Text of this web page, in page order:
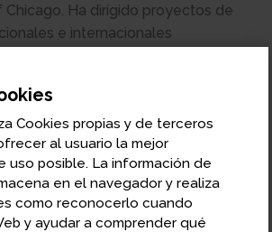
Chicago. Ha dirigido proyectos de
e internacionales
ha prestado consultoría a
y participantes en el mercado
artículos en revistas
de primer nivel y es
en diversos medios de
Cookies propias y de terceros
al usuario la mejor
uso posible. La información de
en el navegador y realiza
como reconocerlo cuando
y ayudar a comprender qué